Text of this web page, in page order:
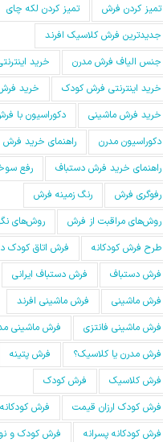
تمیز کردن فرش
تمیز کردن لکه چای
جدیدترین فرش کلاسیک افرند
جنس الیاف فرش مدرن
خرید
خرید اینترنتی فرش کودک
خرید
خرید فرش ماشینی
دکوراسیون با
دکوراسیون مدرن
راهنمای خرید فرش
راهنمای خرید فرش دستباف
رفع
رفوگری فرش
رنگ زمینه فرش
روش‌های مراقبت از فرش
روش‌های
طرح فرش کودکانه
فرش اتاق کودک
فرش دستباف
فرش دستباف ایرانی
فرش ماشینی
فرش ماشینی افرند
فرش ماشینی فانتزی
فرش ماشینی
فرش مدرن یا کلاسیک؟
فرش پتینه
فرش کلاسیک
فرش کودک
فرش کودک ارزان قیمت
فرش
فرش کودکانه پسرانه
فرش کودک و